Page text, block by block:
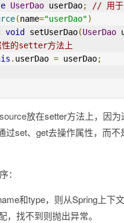
UserDao userDao;
// 用于
(name="userDao")
void setUserDao(UserDao
的setter方法上
. userDao = userDao;
放在setter方法上，因
过set、get去操作属性，而不
：
和type，则从Spring上下
，找不到则抛出异常。